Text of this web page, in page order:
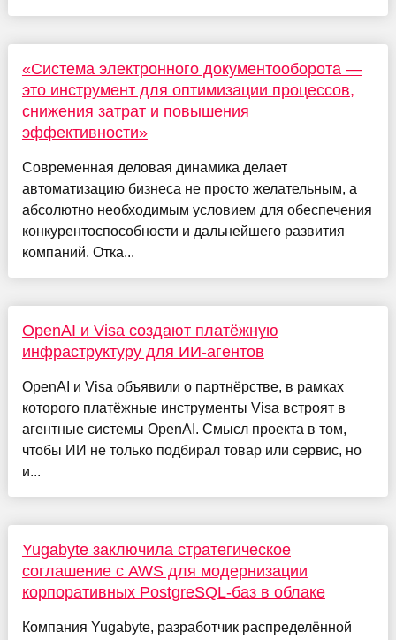
«Система электронного документооборота —
это инструмент для оптимизации процессов,
снижения затрат и повышения
эффективности»
Современная деловая динамика делает
автоматизацию бизнеса не просто желательным, а
абсолютно необходимым условием для обеспечения
конкурентоспособности и дальнейшего развития
компаний. Отка...
OpenAI и Visa создают платёжную
инфраструктуру для ИИ-агентов
OpenAI и Visa объявили о партнёрстве, в рамках
которого платёжные инструменты Visa встроят в
агентные системы OpenAI. Смысл проекта в том,
чтобы ИИ не только подбирал товар или сервис, но
и...
Yugabyte заключила стратегическое
соглашение с AWS для модернизации
корпоративных PostgreSQL-баз в облаке
Компания Yugabyte, разработчик распределённой